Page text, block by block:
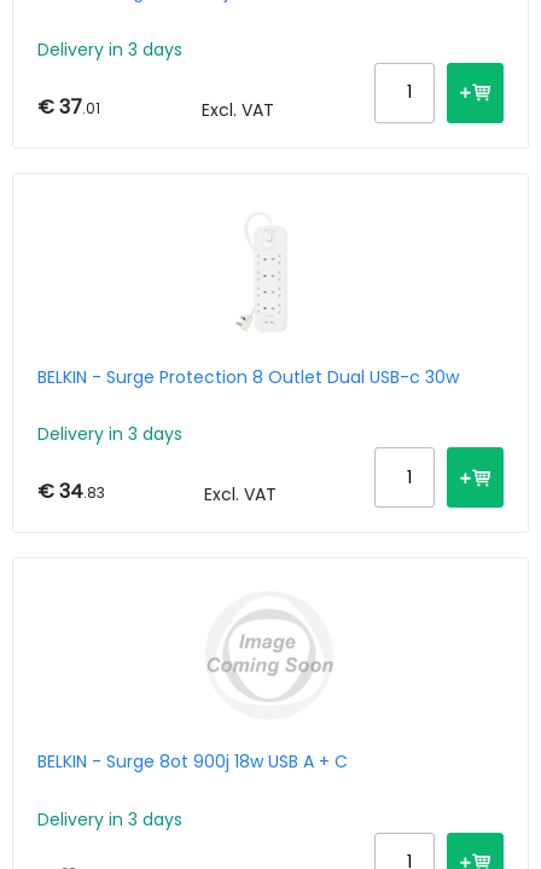
Delivery in 3 days
€ 37.01 Excl. VAT
BELKIN - Surge Protection 8 Outlet Dual USB-c 30w
Delivery in 3 days
€ 34.83 Excl. VAT
BELKIN - Surge 8ot 900j 18w USB A + C
Delivery in 3 days